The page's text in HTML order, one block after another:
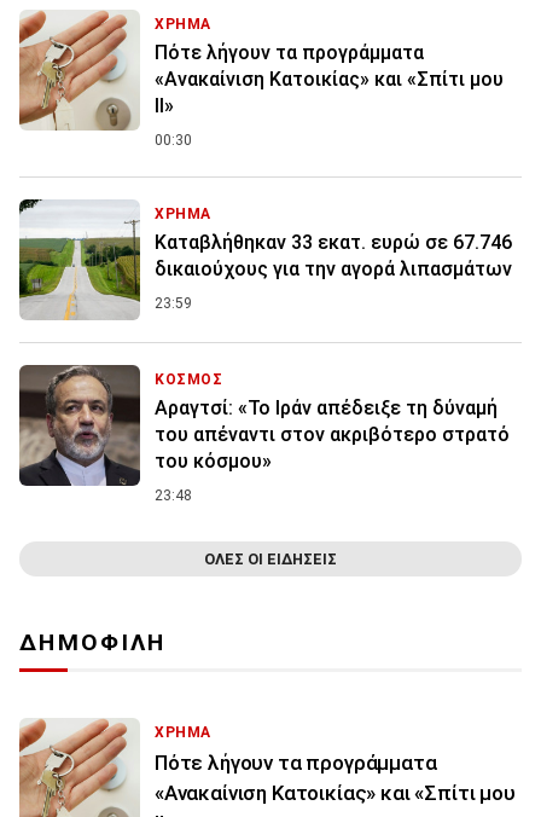
ΧΡΗΜΑ
Πότε λήγουν τα προγράμματα
«Ανακαίνιση Κατοικίας» και «Σπίτι μου
ΙΙ»
00:30
ΧΡΗΜΑ
Καταβλήθηκαν 33 εκατ. ευρώ σε 67.746
δικαιούχους για την αγορά λιπασμάτων
23:59
ΚΟΣΜΟΣ
Αραγτσί: «Το Ιράν απέδειξε τη δύναμή
του απέναντι στον ακριβότερο στρατό
του κόσμου»
23:48
ΟΛΕΣ ΟΙ ΕΙΔΗΣΕΙΣ
ΔΗΜΟΦΙΛΗ
ΧΡΗΜΑ
Πότε λήγουν τα προγράμματα
«Ανακαίνιση Κατοικίας» και «Σπίτι μου